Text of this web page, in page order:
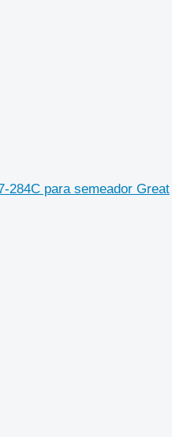
284C para semeador Great